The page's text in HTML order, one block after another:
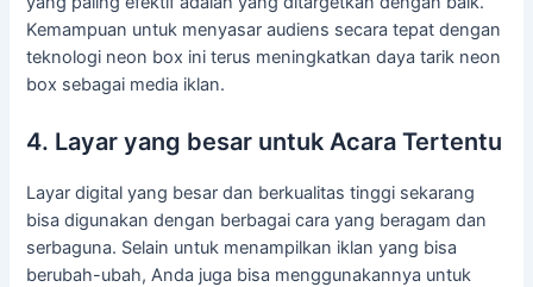
Kemampuan untuk menyasar audiens secara tepat dengan
teknologi neon box ini terus meningkatkan daya tarik neon
box sebagai media iklan.
4. Layar yang besar untuk Acara Tertentu
Layar digital yang besar dan berkualitas tinggi sekarang
bisa digunakan dengan berbagai cara yang beragam dan
serbaguna. Selain untuk menampilkan iklan yang bisa
berubah-ubah, Anda juga bisa menggunakannya untuk